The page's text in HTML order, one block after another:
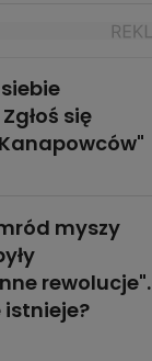
się
myszy
rewolucje".
istnieje?